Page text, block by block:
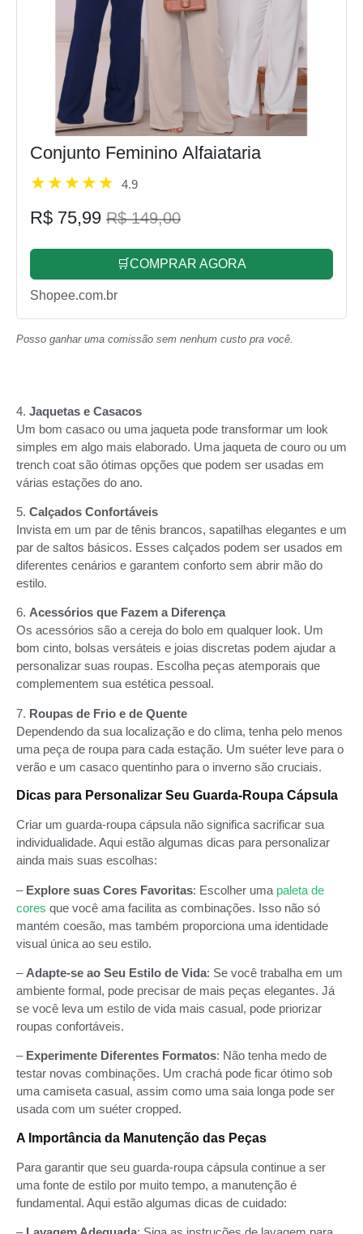
Conjunto Feminino Alfaiataria
4.9
R$ 75,99 R$ 149,00
🛒COMPRAR AGORA
Shopee.com.br
Posso ganhar uma comissão sem nenhum custo pra você.
4. Jaquetas e Casacos
Um bom casaco ou uma jaqueta pode transformar um look
simples em algo mais elaborado. Uma jaqueta de couro ou um
trench coat são ótimas opções que podem ser usadas em
várias estações do ano.
5. Calçados Confortáveis
Invista em um par de tênis brancos, sapatilhas elegantes e um
par de saltos básicos. Esses calçados podem ser usados em
diferentes cenários e garantem conforto sem abrir mão do
estilo.
6. Acessórios que Fazem a Diferença
Os acessórios são a cereja do bolo em qualquer look. Um
bom cinto, bolsas versáteis e joias discretas podem ajudar a
personalizar suas roupas. Escolha peças atemporais que
complementem sua estética pessoal.
7. Roupas de Frio e de Quente
Dependendo da sua localização e do clima, tenha pelo menos
uma peça de roupa para cada estação. Um suéter leve para o
verão e um casaco quentinho para o inverno são cruciais.
Dicas para Personalizar Seu Guarda-Roupa Cápsula
Criar um guarda-roupa cápsula não significa sacrificar sua
individualidade. Aqui estão algumas dicas para personalizar
ainda mais suas escolhas:
– Explore suas Cores Favoritas: Escolher uma paleta de
cores que você ama facilita as combinações. Isso não só
mantém coesão, mas também proporciona uma identidade
visual única ao seu estilo.
– Adapte-se ao Seu Estilo de Vida: Se você trabalha em um
ambiente formal, pode precisar de mais peças elegantes. Já
se você leva um estilo de vida mais casual, pode priorizar
roupas confortáveis.
– Experimente Diferentes Formatos: Não tenha medo de
testar novas combinações. Um crachá pode ficar ótimo sob
uma camiseta casual, assim como uma saia longa pode ser
usada com um suéter cropped.
A Importância da Manutenção das Peças
Para garantir que seu guarda-roupa cápsula continue a ser
uma fonte de estilo por muito tempo, a manutenção é
fundamental. Aqui estão algumas dicas de cuidado: